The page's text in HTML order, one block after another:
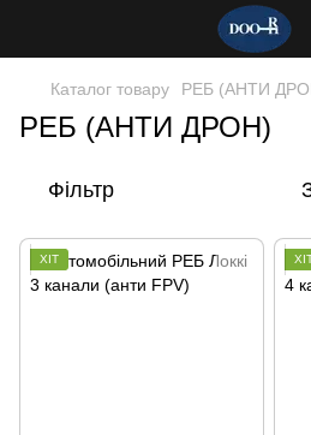
Каталог товару РЕБ (АНТИ
РЕБ (АНТИ ДРОН)
Фільтр
ХІТ